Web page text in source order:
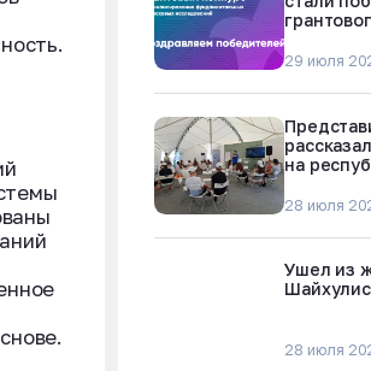
29 июля
на
28 июля
Ушел из
28 июля